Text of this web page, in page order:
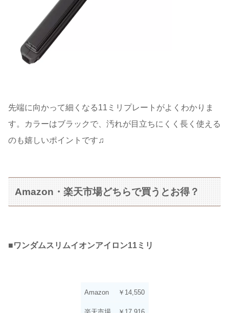
先端に向かって細くなる11ミリプレートがよくわかりま
す。カラーはブラックで、汚れが目立ちにくく長く使える
のも嬉しいポイントです♫
Amazon・楽天市場どちらで買うとお得？
■ワンダムスリムイオンアイロン11ミリ
Amazon ￥14,550